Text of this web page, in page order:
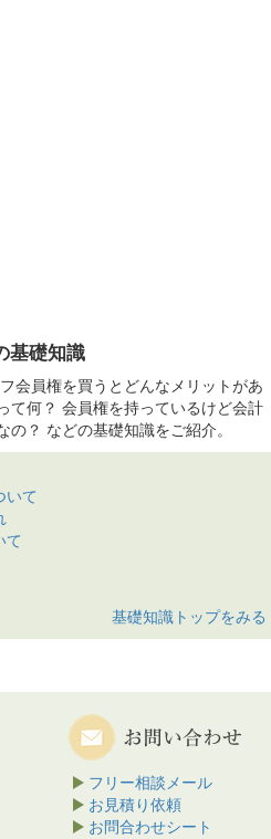
ルフ倶楽部、名義書換申請受付期間
加面接実施。
トリー倶楽部、年会費改定。
ルCC 埼玉の名義書換受付期間延長
ルCC 千葉の名義書換受付期間延長
会員名義書換停止について
ゴルフ倶楽部、名義書換料改定。
ブ正会員 名義変更期間延長のご案
名義書換再開について
スターGCの正会員募集金額改定につ
の会員相互優待利用提携契約締結
ができないのは当たり前...
ブ 笹井コースレポートの続きを見る
カントリークラブ 岩殿コースレポ
Part2
が前回はBグリーン、今回はAグリーンでの
ーになります。そ...
コースレポート Part2の続きを見る
ゴルフコースのラウンドレポートを今回担
、と思っております。 ...大宮ゴルフコース
ポートの続きを見る
ゴルフクラブ 懇親ゴルフ大会レポ
天気予報が出る、1週間前から毎日天気予報
になってチェックしていましたが、曇りマ
基礎知識
会員権を買うとどんなメリットがあ
て何？ 会員権を持っているけど会計
？ などの基礎知識をご紹介。
いて
て
基礎知識トップをみる
フリー相談メール
お見積り依頼
お問合わせシート